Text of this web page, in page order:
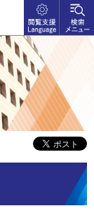
閲覧支
援
language
検索メ
ニュー